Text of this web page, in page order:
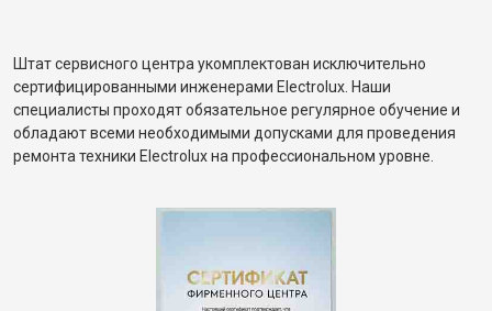
Штат сервисного центра укомплектован исключительно
сертифицированными инженерами Electrolux. Наши
специалисты проходят обязательное регулярное обучение и
обладают всеми необходимыми допусками для проведения
ремонта техники Electrolux на профессиональном уровне.